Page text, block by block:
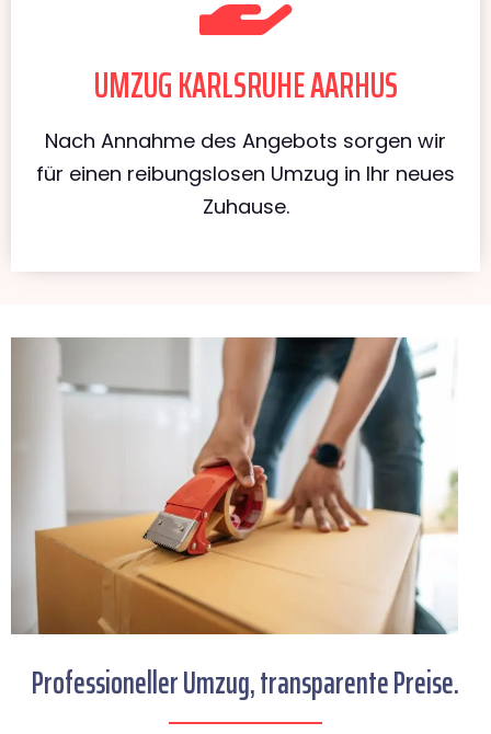
UMZUG KARLSRUHE AARHUS
Nach Annahme des Angebots sorgen wir
für einen reibungslosen Umzug in Ihr neues
Zuhause.
Professioneller Umzug, transparente Preise.